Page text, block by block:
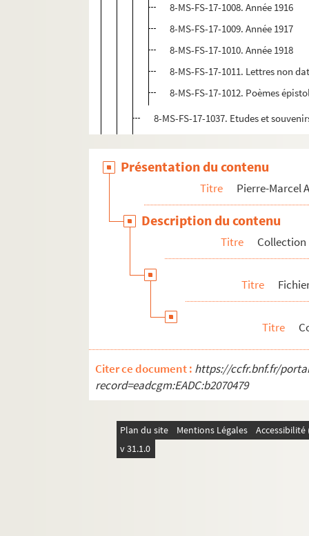
8-MS-FS-17-1008. Année 1916
8-MS-FS-17-1009. Année 1917
8-MS-FS-17-1010. Année 1918
8-MS-FS-17-1011. Lettres non
8-MS-FS-17-1012. Poèmes
8-MS-FS-17-1037. Etudes et
Œuvres
Personnalités et divers
Poésie
Prose
Correspondance
Présentation du contenu
Titre Pierre-Marcel
Description du contenu
Titre Collection
Titre
Titre
Citer ce document : https://ccfr.bnf.fr/
record=eadcgm:EADC:b2070479
Plan du site Mentions Légales
v 31.1.0